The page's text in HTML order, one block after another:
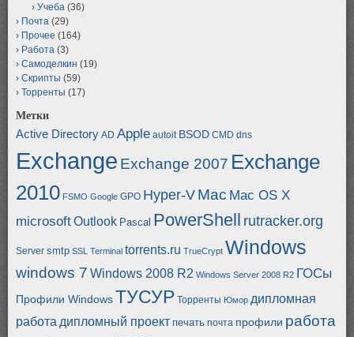
Учеба (36)
Почта (29)
Прочее (164)
Работа (3)
Самоделкин (19)
Скрипты (59)
Торренты (17)
Метки
Active Directory AD Apple autoit BSOD CMD dns
Exchange Exchange 2007 Exchange
2010 FSMO Google GPO Hyper-V Mac Mac OS X
microsoftOutlook Pascal PowerShell rutracker.org
Server smtp SSL Terminal torrents.ru TrueCrypt Windows
windows 7 Windows 2008 R2 Windows Server 2008 R2 ГОСы
Профили WindowsТУСУР Торренты Юмор дипломная
работа дипломный проект печать почта профили работа